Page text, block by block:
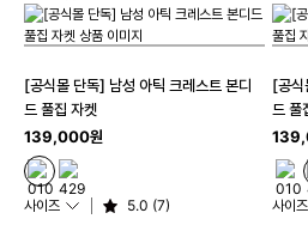
[공식몰 단독] 남성 아틱 크레스트 본디
드 풀집 자켓
139,000원
사이즈 5.0 (7)
[공식
드 풀
사이즈